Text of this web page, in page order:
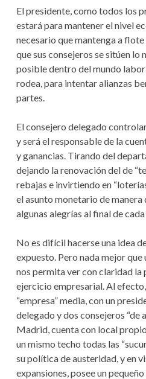
El presidente, como todos los
estará para mantener el nivel
necesario que mantenga a
que sus consejeros se sitúen
posible dentro del mundo
rodea, para intentar alianzas
partes.
El consejero delegado
y será el responsable de la
y ganancias. Tirando del
dejando la renovación del de
rebajas e invirtiendo en
el asunto monetario de manera
algunas alegrías al final de
No es difícil hacerse una idea
expuesto. Pero nada mejor
nos permita ver con claridad
ejercicio empresarial. Al
“empresa” media, con un
delegado y dos consejeros “de
Madrid, cuenta con local
un mismo techo todas las
su política de austeridad, y en
expansiones, posee un